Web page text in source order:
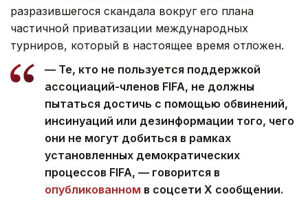
разразившегося скандала вокруг его плана
частичной приватизации международных
турниров, который в настоящее время отложен.
— Те, кто не пользуется поддержкой
ассоциаций-членов FIFA, не должны
пытаться достичь с помощью обвинений,
инсинуаций или дезинформации того, чего
они не могут добиться в рамках
установленных демократических
процессов FIFA, — говорится в
опубликованном в соцсети Х сообщении.